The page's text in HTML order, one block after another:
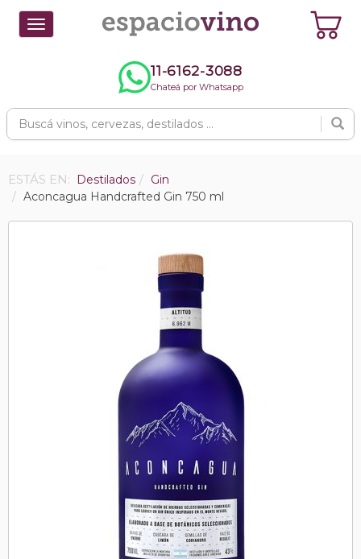
Toggle
navigation
11-6162-3088
Chateá por Whatsapp
ESTÁS EN: Destilados
Gin
Aconcagua Handcrafted Gin 750 ml